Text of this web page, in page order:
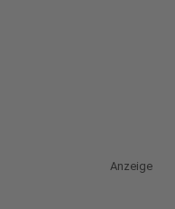
Anzeige